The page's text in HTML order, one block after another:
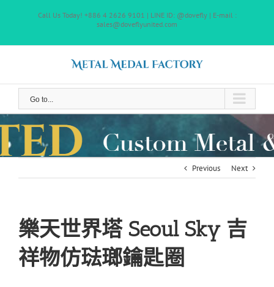
Call Us Today! +886 4 2626 9101 | LINE ID: @dovefly | E-mail :
sales@doveflyunited.com
Go to...
Previous Next
樂天世界塔 Seoul Sky 吉
祥物仿琺瑯鑰匙圈